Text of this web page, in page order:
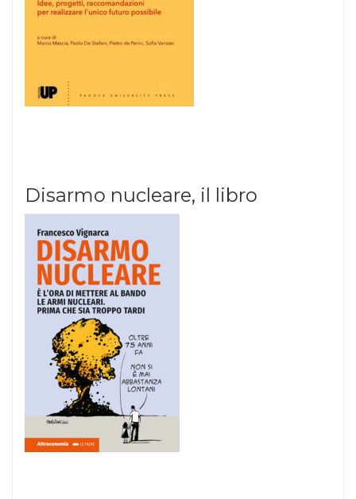
Disarmo nucleare, il libro